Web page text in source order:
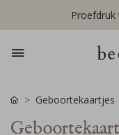
Proefdruk
Geboortekaartjes